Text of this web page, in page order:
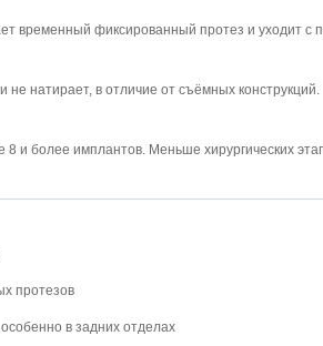
временный фиксированный протез и уходит с
натирает, в отличие от съёмных конструкций.
8 и более имплантов. Меньше хирургических
протезов
в задних отделах